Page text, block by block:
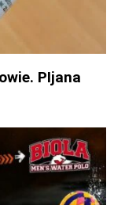
PIjana